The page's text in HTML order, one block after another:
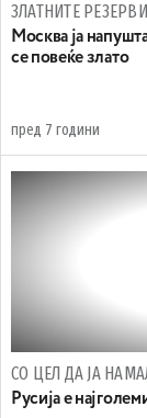
Москва ја
се повеќе злато
пред 7 години
СО ЦЕЛ ДА ЈА
Русија е